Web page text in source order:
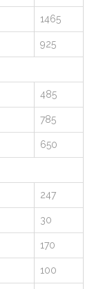
1465
925
485
785
650
247
30
170
100